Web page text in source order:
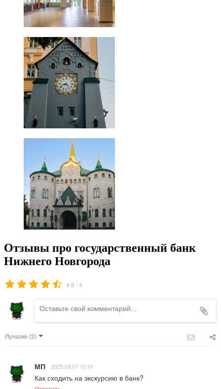
Отзывы про государственный банк
Нижнего Новгорода
4.8 /4
Лучшие (2)
МП 2025.03.07 10:10
Как сходить на экскурсию в банк?